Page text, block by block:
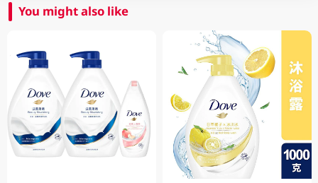
You might also like